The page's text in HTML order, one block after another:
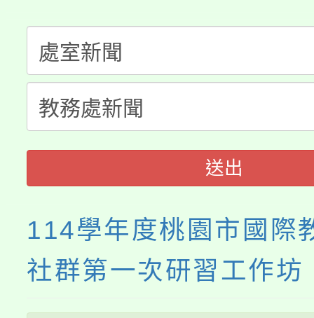
半價優惠，詳情可洽有
者。
份教師增能研習
大溪自造教育及科技中
份教師研習
淨零綠生活教案入校路
會
送出
114學年度桃園市國際
社群第一次研習工作坊